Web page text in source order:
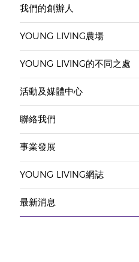
我們的創辦人
YOUNG LIVING農場
YOUNG LIVING的不同之處
活動及媒體中心
聯絡我們
事業發展
YOUNG LIVING網誌
最新消息